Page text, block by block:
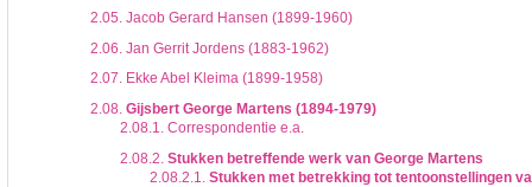
2.05.Jacob Gerard Hansen (1899-1960)
2.06.Jan Gerrit Jordens (1883-1962)
2.07.Ekke Abel Kleima (1899-1958)
2.08. Gijsbert George Martens (1894-1979)
2.08.1.Correspondentie e.a.
2.08.2. Stukken betreffende werk van George Martens
2.08.2.1.
Stukken met betrekking tot tentoonstellingen